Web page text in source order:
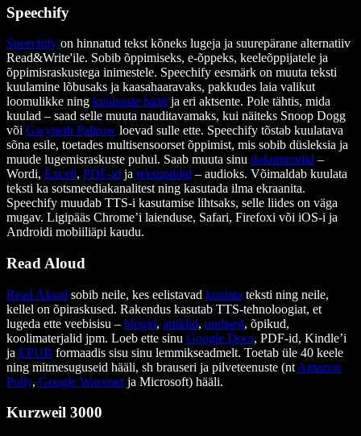
Speechify
Speechify on hinnatud tekst kõneks lugeja ja suurepärane alternatiiv
Read&Write'ile. Sobib õppimiseks, e-õppeks, keeleõppijatele ja
õppimisraskustega inimestele. Speechify eesmärk on muuta teksti
kuulamine lõbusaks ja kaasahaaravaks, pakkudes laia valikut
loomulikke ning kuulsuste hääli ja eri aktsente. Pole tähtis, mida
kuulad – saad selle muuta nauditavamaks, kui näiteks Snoop Dogg
või Gwyneth Paltrow loevad sulle ette. Speechify tõstab kuulatava
sõna esile, toetades multisensoorset õppimist, mis sobib düsleksia ja
muude lugemisraskuste puhul. Saab muuta sinu dokumendid –
Wordi, Exceli, PDF-id ja tekstipildid – audioks. Võimaldab kuulata
teksti ka sotsmeediakanalitest ning kasutada ilma ekraanita.
Speechify muudab TTS-i kasutamise lihtsaks, selle liides on väga
mugav. Ligipääs Chrome’i laienduse, Safari, Firefoxi või iOS-i ja
Androidi mobiiliäpi kaudu.
Read Aloud
Read Aloud sobib neile, kes eelistavad kuulata teksti ning neile,
kellel on õpiraskused. Rakendus kasutab TTS-tehnoloogiat, et
lugeda ette veebisisu – blogid, artiklid, uudised, õpikud,
koolimaterjalid jpm. Loeb ette sinu Google Docs, PDF-id, Kindle’i
ja EPUB formaadis sisu sinu lemmikseadmelt. Toetab üle 40 keele
ning mitmesuguseid hääli, sh brauseri ja pilveteenuste (nt Amazon
Polly, Google Wavenet ja Microsoft) hääli.
Kurzweil 3000